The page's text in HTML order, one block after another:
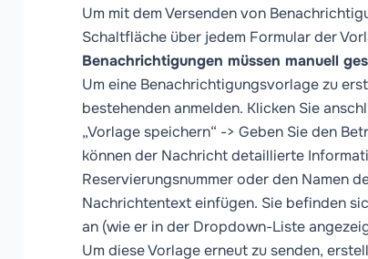
Um mit dem Versenden von
Schaltfläche über jedem Formular der
Benachrichtigungen müssen manuell
Um eine Benachrichtigungsvorlage zu
bestehenden anmelden. Klicken Sie
„Vorlage speichern“ -> Geben Sie den
können der Nachricht detaillierte
Reservierungsnummer oder den Namen
Nachrichtentext einfügen. Sie befinden
an (wie er in der Dropdown-Liste
Um diese Vorlage erneut zu senden,